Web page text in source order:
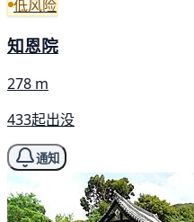
低风险
知恩院
278 m
433起出没
通知